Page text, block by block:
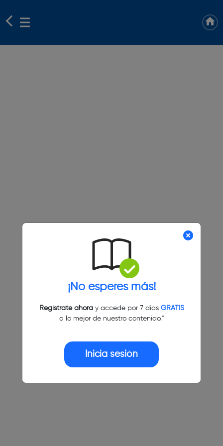
¡No esperes más!
Regístrate ahoray accede por 7 días GRATIS
a lo mejor de nuestro contenido."
Inicia sesión